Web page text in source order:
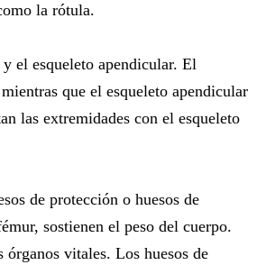
la rótula.
el esqueleto apendicular. El
que el esqueleto apendicular
las extremidades con el esqueleto
de protección o huesos de
sostienen el peso del cuerpo.
vitales. Los huesos de